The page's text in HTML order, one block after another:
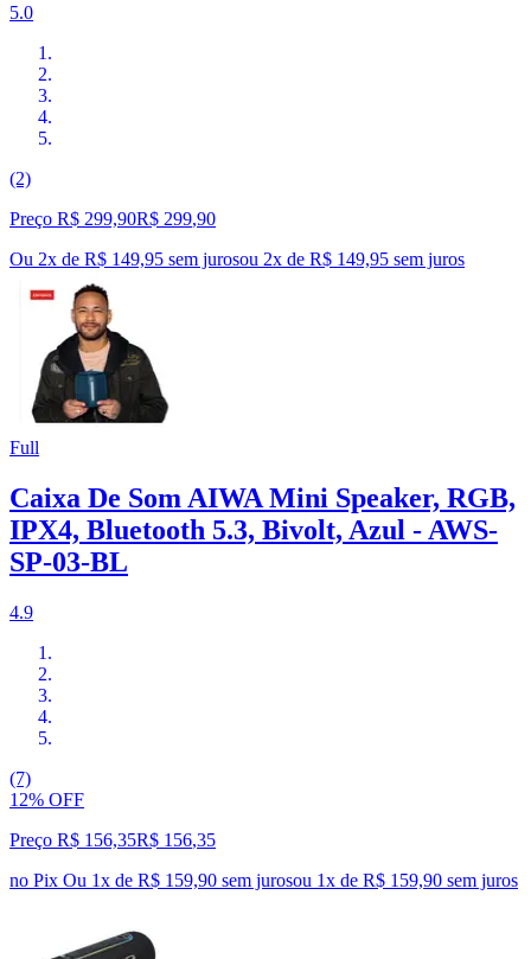
5.0
(2)
Preço R$ 299,90R$ 299,90
Ou 2x de R$ 149,95 sem jurosou 2x de R$ 149,95 sem juros
Full
Caixa De Som AIWA Mini Speaker, RGB,
IPX4, Bluetooth 5.3, Bivolt, Azul - AWS-
SP-03-BL
4.9
(7)
12% OFF
Preço R$ 156,35R$ 156,35
no Pix Ou 1x de R$ 159,90 sem jurosou 1x de R$ 159,90 sem juros